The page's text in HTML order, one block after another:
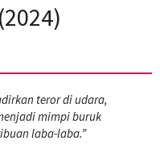
teror di udara,
mimpi buruk
laba-laba.”